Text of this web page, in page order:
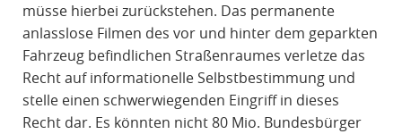
müsse hierbei zurückstehen. Das permanente
anlasslose Filmen des vor und hinter dem geparkten
Fahrzeug befindlichen Straßenraumes verletze das
Recht auf informationelle Selbstbestimmung und
stelle einen schwerwiegenden Eingriff in dieses
Recht dar. Es könnten nicht 80 Mio. Bundesbürger